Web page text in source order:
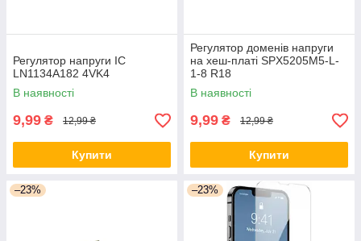
Регулятор напруги ІС
LN1134A182 4VK4
В наявності
9,99 ₴ 12,99 ₴
Купити
Регулятор доменів напруги
на хеш-платі SPX5205M5-L-
1-8 R18
В наявності
9,99 ₴ 12,99 ₴
Купити
–23% –23%